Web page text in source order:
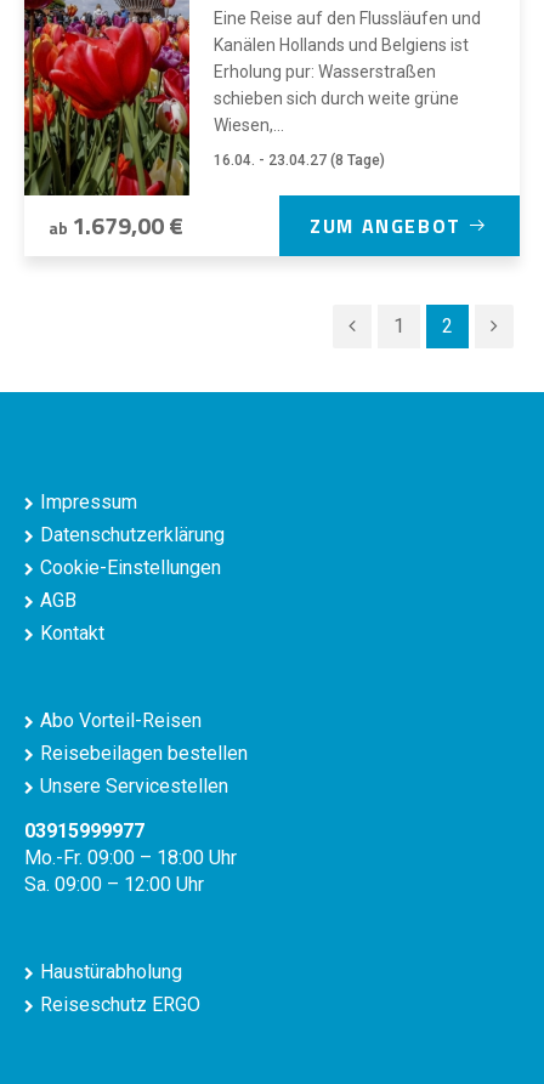
Eine Reise auf den Flussläufen und
Kanälen Hollands und Belgiens ist
Erholung pur: Wasserstraßen
schieben sich durch weite grüne
Wiesen,...
16.04. - 23.04.27 (8 Tage)
ab 1.679,00 € ZUM ANGEBOT
1 2
Impressum
Datenschutzerklärung
Cookie-Einstellungen
AGB
Kontakt
Abo Vorteil-Reisen
Reisebeilagen bestellen
Unsere Servicestellen
03915999977
Mo.-Fr. 09:00 – 18:00 Uhr
Sa. 09:00 – 12:00 Uhr
Haustürabholung
Reiseschutz ERGO